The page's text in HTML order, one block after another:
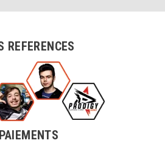
REFERENCES
PAIEMENTS